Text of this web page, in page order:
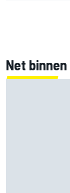
Net binnen